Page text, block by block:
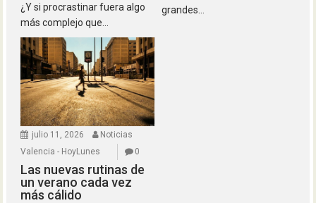
¿Y si procrastinar fuera algo
más complejo que...
grandes...
julio 11, 2026
Noticias
Valencia - HoyLunes
0
Las nuevas rutinas de
un verano cada vez
más cálido